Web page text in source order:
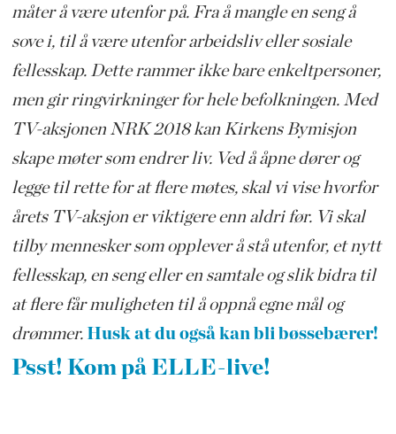
måter å være utenfor på. Fra å mangle en seng å
sove i, til å være utenfor arbeidsliv eller sosiale
fellesskap. Dette rammer ikke bare enkeltpersoner,
men gir ringvirkninger for hele befolkningen. Med
TV-aksjonen NRK 2018 kan Kirkens Bymisjon
skape møter som endrer liv. Ved å åpne dører og
legge til rette for at flere møtes, skal vi vise hvorfor
årets TV-aksjon er viktigere enn aldri før. Vi skal
tilby mennesker som opplever å stå utenfor, et nytt
fellesskap, en seng eller en samtale og slik bidra til
at flere får muligheten til å oppnå egne mål og
drømmer. Husk at du også kan bli bøssebærer!
Psst! Kom på ELLE-live!